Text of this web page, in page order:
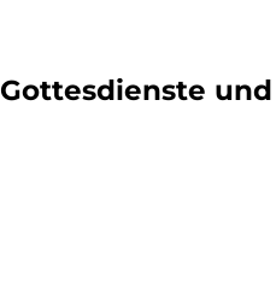
Gottesdienste